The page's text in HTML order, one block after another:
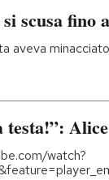
scusa fino
aveva
testa!”:
watch?